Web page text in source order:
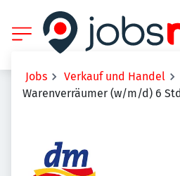
Jobs
Verkauf und Handel
Warenverräumer (w/m/d) 6